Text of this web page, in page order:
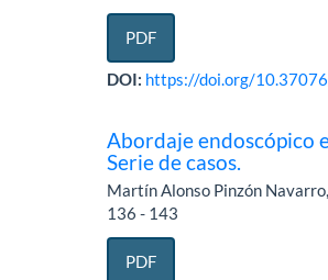
PDF
DOI: https://doi.org/
Abordaje endoscópico
Serie de casos.
Martín Alonso Pinzón
136 - 143
PDF